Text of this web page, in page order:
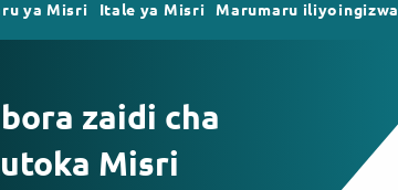
ya Misri Itale ya Misri Marumaru iliyoingizwa
zaidi cha
Misri